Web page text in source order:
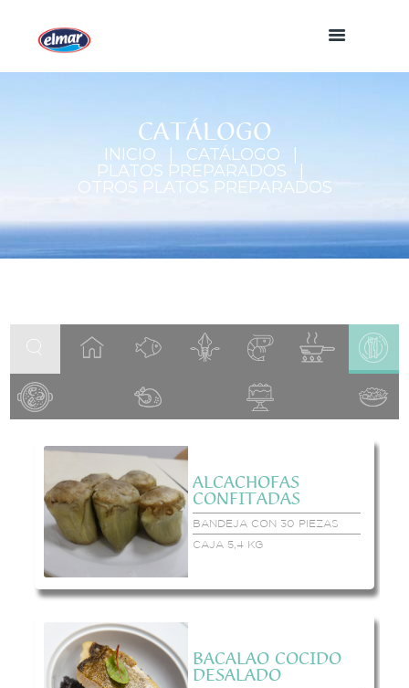
CATÁLOGO
INICIO
CATÁLOGO
PLATOS PREPARADOS
OTROS PLATOS PREPARADOS
ALCACHOFAS
CONFITADAS
BANDEJA CON 30 PIEZAS
CAJA 5,4 KG
BACALAO COCIDO
DESALADO